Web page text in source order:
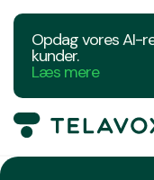
Opdag vores AI-
kunder.
Læs mere